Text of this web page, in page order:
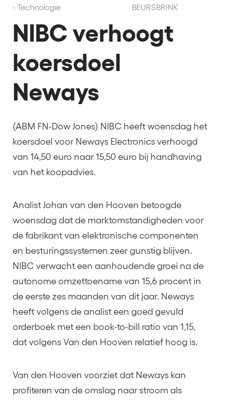
- Technologie
BEURSBRINK
NIBC verhoogt
koersdoel
Neways
(ABM FN-Dow Jones) NIBC heeft woensdag het
koersdoel voor Neways Electronics verhoogd
van 14,50 euro naar 15,50 euro bij handhaving
van het koopadvies.
Analist Johan van den Hooven betoogde
woensdag dat de marktomstandigheden voor
de fabrikant van elektronische componenten
en besturingssystemen zeer gunstig blijven.
NIBC verwacht een aanhoudende groei na de
autonome omzettoename van 15,6 procent in
de eerste zes maanden van dit jaar. Neways
heeft volgens de analist een goed gevuld
orderboek met een book-to-bill ratio van 1,15,
dat volgens Van den Hooven relatief hoog is.
Van den Hooven voorziet dat Neways kan
profiteren van de omslag naar stroom als